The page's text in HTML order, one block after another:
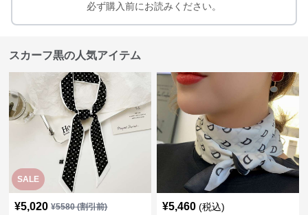
必ず購入前にお読みください。
スカーフ黒の人気アイテム
SALE
¥5,020 ¥5580(割引前) ¥5,460 (税込)